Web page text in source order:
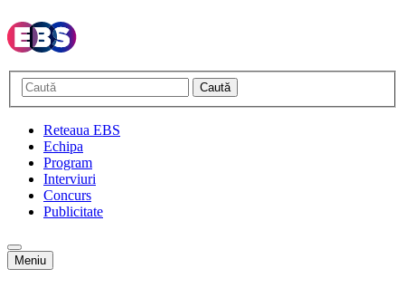
Caută
Reteaua EBS
Echipa
Program
Interviuri
Concurs
Publicitate
Meniu